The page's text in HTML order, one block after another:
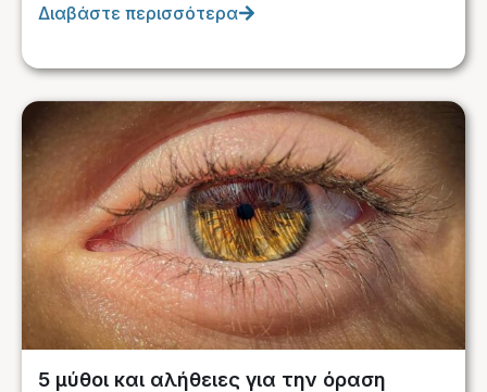
Διαβάστε περισσότερα
5 μύθοι και αλήθειες για την όραση